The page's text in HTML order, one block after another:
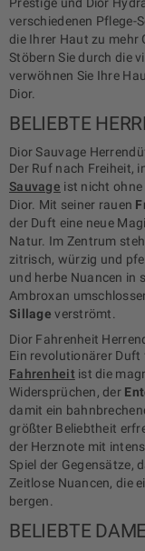
Prestige und Dior
verschiedenen Pflege-
die Ihrer Haut zu mehr
Stöbern Sie durch die
verwöhnen Sie Ihre
Dior.
BELIEBTE
Dior Sauvage
Der Ruf nach Freiheit,
Sauvage ist nicht ohne
Dior. Mit seiner rauen
der Duft eine neue
Natur. Im Zentrum
zitrisch, würzig und
und herbe Nuancen in
Ambroxan
Sillage verströmt.
Dior Fahrenheit
Ein revolutionärer Duft
Fahrenheit ist die
Widersprüchen, der
damit ein
größter Beliebtheit
der Herznote mit
Spiel der Gegensätze,
Zeitlose Nuancen, die
bergen.
BELIEBTE